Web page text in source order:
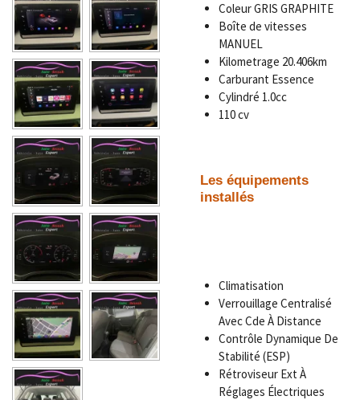
Coleur GRIS GRAPHITE
Boîte de vitesses
MANUEL
Kilometrage 20.406km
Carburant Essence
Cylindré 1.0cc
110 cv
Les équipements
installés
Climatisation
Verrouillage Centralisé
Avec Cde À Distance
Contrôle Dynamique De
Stabilité (ESP)
Rétroviseur Ext À
Réglages Électriques